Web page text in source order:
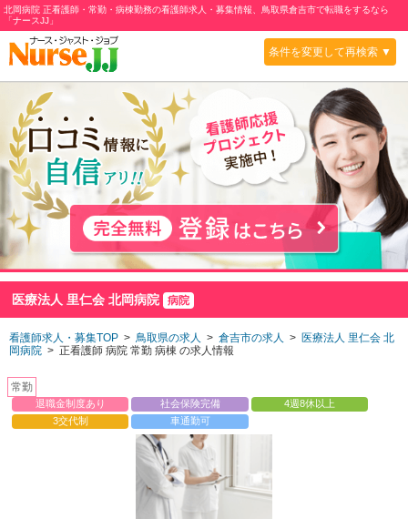
北岡病院 正看護師・常勤・病棟勤務の看護師求人・募集情報、鳥取県倉吉市で転職をするなら
「ナースJJ」
条件を変更して再検索 ▼
医療法人 里仁会 北岡病院 病院
看護師求人・募集TOP > 鳥取県の求人 > 倉吉市の求人 > 医療法人 里仁会 北
岡病院 > 正看護師 病院 常勤 病棟 の求人情報
常勤
退職金制度あり 社会保険完備
4週8休以上
3交代制
車通勤可